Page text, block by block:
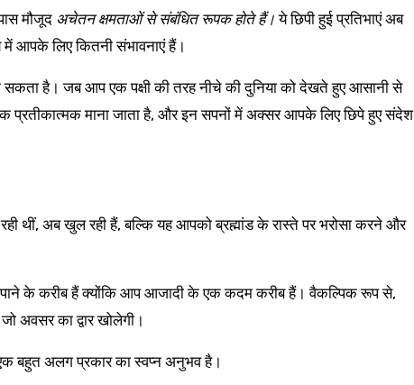
मौजूद अचेतन क्षमताओं से संबंधित रूपक होते हैं।ये छिपी हुई प्रतिभाएं अब
आपके लिए कितनी संभावनाएं हैं।
सकता है। जब आप एक पक्षी की तरह नीचे की दुनिया को देखते हुए आसानी से
माना जाता है, और इन सपनों में अक्सर आपके लिए छिपे हुए संदेश
थीं, अब खुल रही हैं, बल्कि यह आपको ब्रह्मांड के रास्ते पर भरोसा करने और
के करीब हैं क्योंकि आप आजादी के एक कदम करीब हैं। वैकल्पिक रूप से,
अवसर का द्वार खोलेगी।
बहुत अलग प्रकार का स्वप्न अनुभव है।